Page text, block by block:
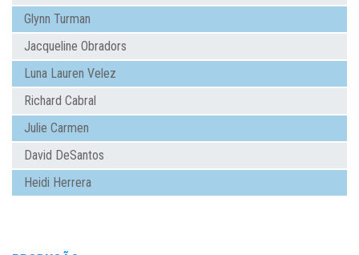
Glynn Turman
Jacqueline Obradors
Luna Lauren Velez
Richard Cabral
Julie Carmen
David DeSantos
Heidi Herrera